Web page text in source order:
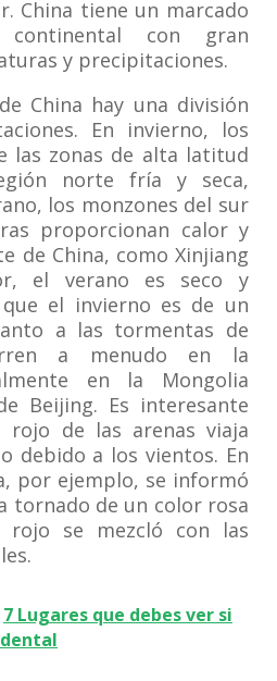
China tiene un marcado
continental con gran
y precipitaciones.
China hay una división
En invierno, los
las zonas de alta latitud
norte fría y seca,
los monzones del sur
proporcionan calor y
de China, como Xinjiang
el verano es seco y
el invierno es de un
a las tormentas de
a menudo en la
en la Mongolia
Beijing. Es interesante
rojo de las arenas viaja
debido a los vientos. En
por ejemplo, se informó
tornado de un color rosa
rojo se mezcló con las
7 Lugares que debes ver si